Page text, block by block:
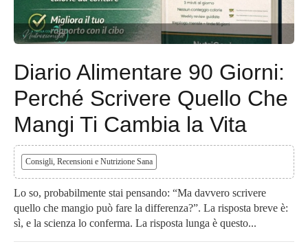
Diario Alimentare 90 Giorni:
Perché Scrivere Quello Che
Mangi Ti Cambia la Vita
Consigli, Recensioni e Nutrizione Sana
Lo so, probabilmente stai pensando: “Ma davvero scrivere
quello che mangio può fare la differenza?”. La risposta breve è:
sì, e la scienza lo conferma. La risposta lunga è questo...